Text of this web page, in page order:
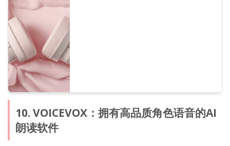
10. VOICEVOX：拥有高品质角色语音的AI
朗读软件